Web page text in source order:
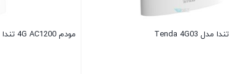
مودم 4G AC1200 تندا مدل Tenda 4G07